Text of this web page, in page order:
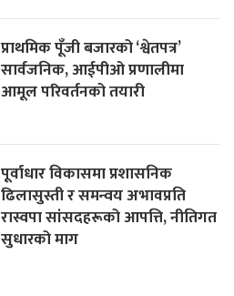
प्राथमिक पूँजी बजारको ‘श्वेतपत्र’
सार्वजनिक, आईपीओ प्रणालीमा
आमूल परिवर्तनको तयारी
पूर्वाधार विकासमा प्रशासनिक
ढिलासुस्ती र समन्वय अभावप्रति
रास्वपा सांसदहरूको आपत्ति, नीतिगत
सुधारको माग